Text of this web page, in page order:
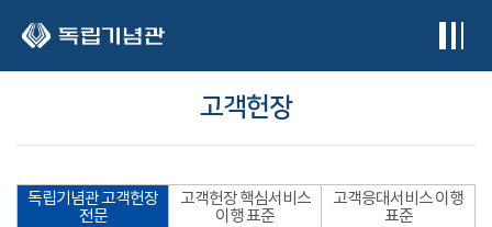
고객헌장
독립기념관 고객헌장
전문
고객헌장 핵심서비스
이행 표준
고객응대서비스 이행
표준